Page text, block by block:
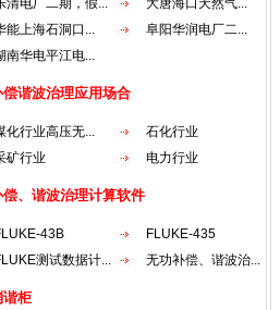
清电厂二期，假...
大唐海口天然气...
能上海石洞口...
阜阳华润电厂二...
南华电平江电...
偿谐波治理应用场合
化行业高压无...
石化行业
矿行业
电力行业
偿、谐波治理计算软件
43B
FLUKE-435
测试数据计...
无功补偿、谐波治...
谐柜